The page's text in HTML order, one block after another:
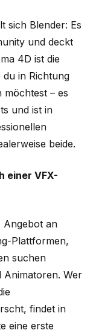
sich Blender: Es
und deckt
4D ist die
du in Richtung
möchtest – es
und ist in
beide.
einer VFX-
Angebot an
Plattformen,
suchen
Animatoren. Wer
findet in
eine erste